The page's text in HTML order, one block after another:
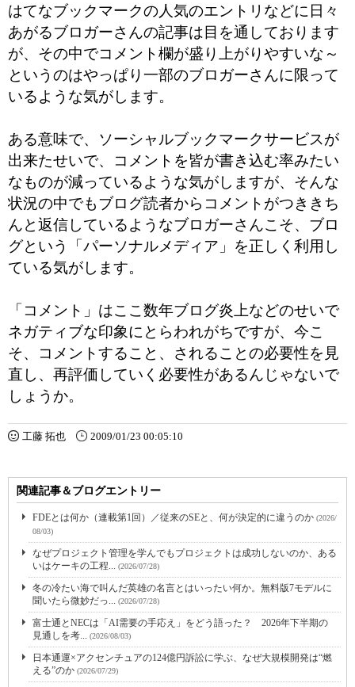
はてなブックマークの人気のエントリなどに日々
あがるブロガーさんの記事は目を通しております
が、その中でコメント欄が盛り上がりやすいな～
というのはやっぱり一部のブロガーさんに限って
いるような気がします。
ある意味で、ソーシャルブックマークサービスが
出来たせいで、コメントを皆が書き込む率みたい
なものが減っているような気がしますが、そんな
状況の中でもブログ読者からコメントがつききち
んと返信しているようなブロガーさんこそ、ブロ
グという「パーソナルメディア」を正しく利用し
ている気がします。
「コメント」はここ数年ブログ炎上などのせいで
ネガティブな印象にとらわれがちですが、今こ
そ、コメントすること、されることの必要性を見
直し、再評価していく必要性があるんじゃないで
しょうか。
工藤 拓也 2009/01/23 00:05:10
関連記事＆ブログエントリー
FDEとは何か（連載第1回）／従来のSEと、何が決定的に違うのか (2026/
08/03)
なぜプロジェクト管理を学んでもプロジェクトは成功しないのか、ある
いはケーキの工程... (2026/07/28)
冬の冷たい海で叫んだ英雄の名言とはいったい何か。無料版7モデルに
聞いたら微妙だっ... (2026/07/28)
富士通とNECは「AI需要の手応え」をどう語った？ 2026年下半期の
見通しを考... (2026/08/03)
日本通運×アクセンチュアの124億円訴訟に学ぶ、なぜ大規模開発は“燃
える”のか (2026/07/29)